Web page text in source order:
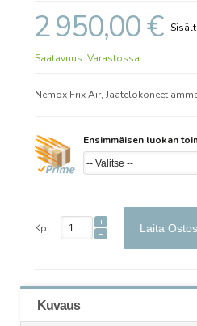
2 950,00 €
Saatavuus: Varastossa
Nemox Frix Air, Jäätelökoneet
Ensimmäisen luokan
Kpl: Laita
Kuvaus